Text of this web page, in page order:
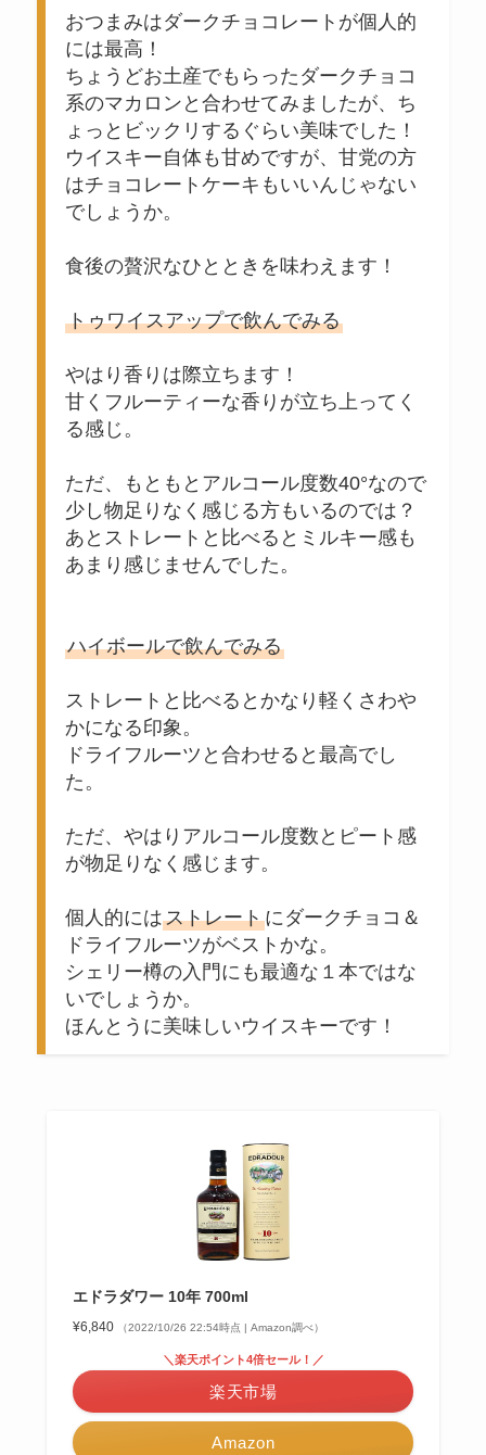
おつまみはダークチョコレートが個人的
には最高！
ちょうどお土産でもらったダークチョコ
系のマカロンと合わせてみましたが、ち
ょっとビックリするぐらい美味でした！
ウイスキー自体も甘めですが、甘党の方
はチョコレートケーキもいいんじゃない
でしょうか。
食後の贅沢なひとときを味わえます！
トゥワイスアップで飲んでみる
やはり香りは際立ちます！
甘くフルーティーな香りが立ち上ってく
る感じ。
ただ、もともとアルコール度数40°なので
少し物足りなく感じる方もいるのでは？
あとストレートと比べるとミルキー感も
あまり感じませんでした。
ハイボールで飲んでみる
ストレートと比べるとかなり軽くさわや
かになる印象。
ドライフルーツと合わせると最高でし
た。
ただ、やはりアルコール度数とピート感
が物足りなく感じます。
個人的にはストレートにダークチョコ＆
ドライフルーツがベストかな。
シェリー樽の入門にも最適な１本ではな
いでしょうか。
ほんとうに美味しいウイスキーです！
エドラダワー 10年 700ml
¥6,840 （2022/10/26 22:54時点 | Amazon調べ）
Amazon
＼楽天ポイント4倍セール！／
楽天市場